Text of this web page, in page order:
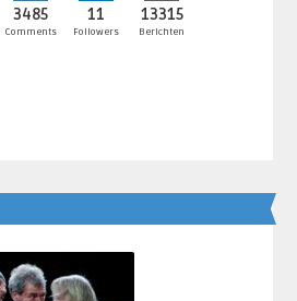
3485
Comments
11
Followers
13315
Berichten